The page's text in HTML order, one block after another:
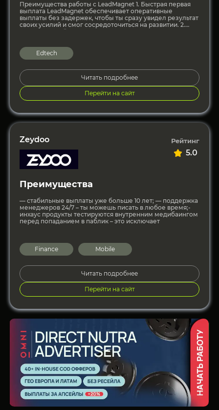
Преимущества работы с LeadMagnet 1. Быстрая первая
выплата LeadMagnet обеспечивает оперативные
выплаты без задержек, чтобы ты сразу увидел результат
своих усилий и смог сосредоточиться на развитии. 2.
Персональный куратор для
Edtech
Читать подробнее
Перейти на сайт
Zeydoo Рейтинг
5.0
Преимущества
— стабильные выплаты уже больше 10 лет; — поддержка
менеджеров 24/7 – ты можешь писать в любое время;-
инхаус продукты тестируются внутренним медибаингом
перед попаданием в паблик – это исключает
Finance Mobile
Читать подробнее
Перейти на сайт